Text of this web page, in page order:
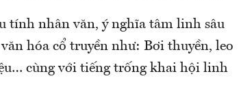
tính nhân văn, ý nghĩa tâm linh sâu
hóa cổ truyền như: Bơi thuyền, leo
cùng với tiếng trống khai hội linh